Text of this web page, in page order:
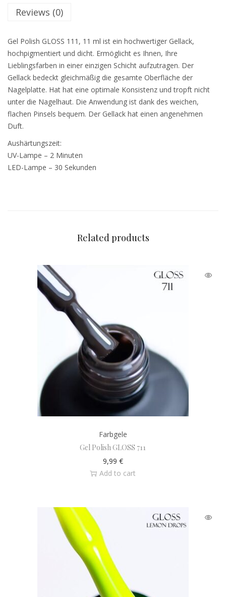
Reviews (0)
Gel Polish GLOSS 111, 11 ml ist ein hochwertiger Gellack,
hochpigmentiert und dicht. Ermöglicht es Ihnen, Ihre
Lieblingsfarben in einer einzigen Schicht aufzutragen. Der
Gellack bedeckt gleichmäßig die gesamte Oberfläche der
Nagelplatte. Hat hat eine optimale Konsistenz und tropft nicht
unter die Nagelhaut. Die Anwendung ist dank des weichen,
flachen Pinsels bequem. Der Gellack hat einen angenehmen
Duft.
Aushärtungszeit:
UV-Lampe – 2 Minuten
LED-Lampe – 30 Sekunden
Related products
Farbgele
Gel Polish GLOSS 711
9,99 €
Add to cart